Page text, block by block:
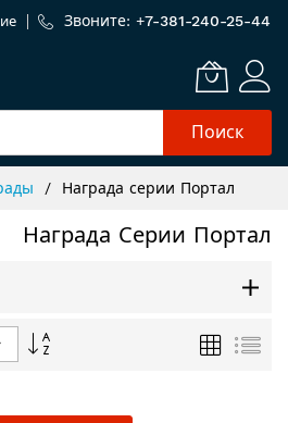
Звоните: +7-381-240-25-44
Поиск
Награда серии Портал
Награда Серии Портал
Задать
Сетка